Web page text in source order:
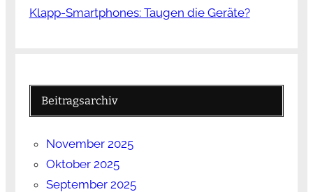
Klapp-Smartphones: Taugen die Geräte?
Beitragsarchiv
November 2025
Oktober 2025
September 2025